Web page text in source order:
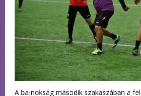
A bajnokság második szakaszában a